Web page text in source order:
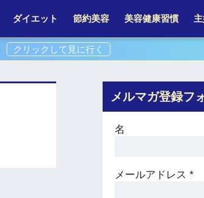
ダイエット 節約美容 美容健康習慣
メルマガ登録フ
名
メールアドレス*